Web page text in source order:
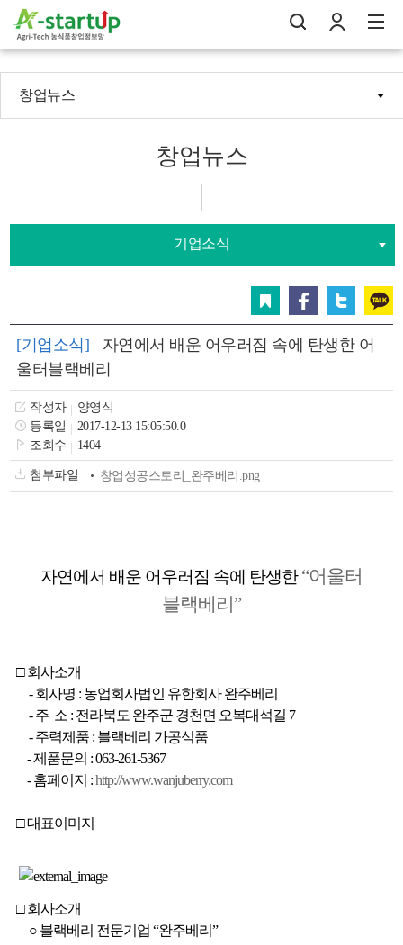
창업뉴스
창업뉴스
기업소식
트위터 카카오
[기업소식]
자연에서 배운 어우러짐 속에 탄생한 어
울터블랙베리
작성자
양영식
등록일
2017-12-13 15:05:50.0
조회수
1404
첨부파일 창업성공스토리_완주베리.png
자연에서 배운 어우러짐 속에 탄생한“어울터
블랙베리”
□ 회사소개
-회사명 : 농업회사법인 유한회사 완주베리
-주 소 : 전라북도 완주군 경천면 오복대석길 7
-주력제품 : 블랙베리 가공식품
-제품문의 : 063-261-5367
-홈페이지 :http://www.wanjuberry.com
□ 대표이미지
□ 회사소개
○ 블랙베리 전문기업 “완주베리”